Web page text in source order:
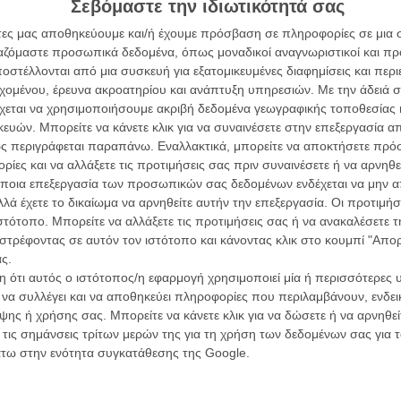
Σεβόμαστε την ιδιωτικότητά σας
μας αποθηκεύουμε και/ή έχουμε πρόσβαση σε πληροφορίες σε
προσωπικά δεδομένα, όπως μοναδικοί αναγνωριστικοί και
από μια συσκευή για εξατομικευμένες διαφημίσεις και
έρευνα ακροατηρίου και ανάπτυξη υπηρεσιών. Με την άδειά
να χρησιμοποιήσουμε ακριβή δεδομένα γεωγραφικής τοποθεσίας
Μπορείτε να κάνετε κλικ για να συναινέσετε στην επεξεργασία
περιγράφεται παραπάνω. Εναλλακτικά, μπορείτε να αποκτήσετε
και να αλλάξετε τις προτιμήσεις σας πριν συναινέσετε ή να
επεξεργασία των προσωπικών σας δεδομένων ενδέχεται να μην
έχετε το δικαίωμα να αρνηθείτε αυτήν την επεξεργασία. Οι
Μπορείτε να αλλάξετε τις προτιμήσεις σας ή να ανακαλέσετε
σε αυτόν τον ιστότοπο και κάνοντας κλικ στο κουμπί
αυτός ο ιστότοπος/η εφαρμογή χρησιμοποιεί μία ή περισσότερες
συλλέγει και να αποθηκεύει πληροφορίες που περιλαμβάνουν,
ή χρήσης σας. Μπορείτε να κάνετε κλικ για να δώσετε ή να
σημάνσεις τρίτων μερών της για τη χρήση των δεδομένων σας
στην ενότητα συγκατάθεσης της Google.
δει ποτέ τον Κρίστιαν Μπέιλ…
με τα ρούχα της δουλειάς
ενός φτηνού μελοδράματος
σύνοψη (έχει και Ράιαν Γκόσλινγκ!)